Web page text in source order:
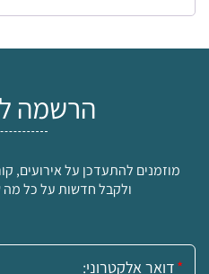
הרשמה
מוזמנים להתעדכן על אירועים,
ולקבל חדשות על כל מה
אימייל: